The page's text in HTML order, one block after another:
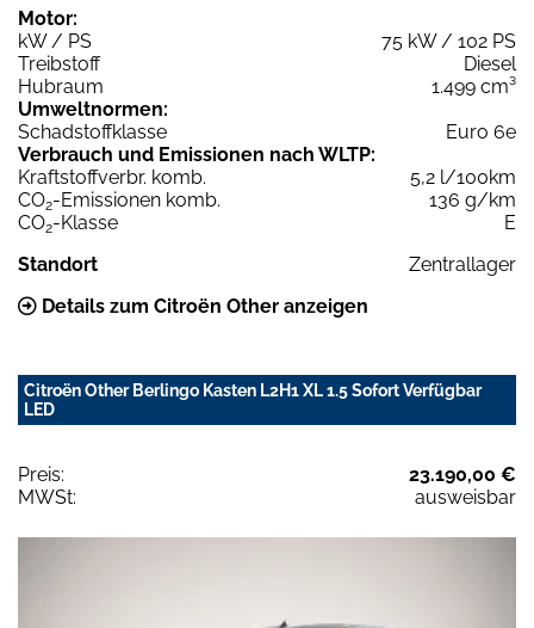
Motor:
kW / PS
75 kW / 102 PS
Treibstoff
Diesel
Hubraum
1.499 cm³
Umweltnormen:
Schadstoffklasse
Euro 6e
Verbrauch und Emissionen nach WLTP:
Kraftstoffverbr. komb.
5,2 l/100km
CO2-Emissionen komb.
136 g/km
CO2-Klasse
E
Standort
Zentrallager
Details zum Citroën Other anzeigen
Citroën Other Berlingo Kasten L2H1 XL 1.5 Sofort Verfügbar
LED
Preis:
23.190,00 €
MWSt:
ausweisbar